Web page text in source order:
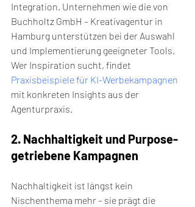
Integration. Unternehmen wie die von
Buchholtz GmbH – Kreativagentur in
Hamburg unterstützen bei der Auswahl
und Implementierung geeigneter Tools.
Wer Inspiration sucht, findet
Praxisbeispiele für KI-Werbekampagnen
mit konkreten Insights aus der
Agenturpraxis.
2. Nachhaltigkeit und Purpose-
getriebene Kampagnen
Nachhaltigkeit ist längst kein
Nischenthema mehr – sie prägt die